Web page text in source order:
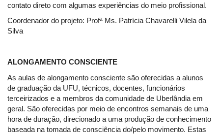
contato direto com algumas experiências do meio profissional.
Coordenador do projeto: Profª Ms. Patrícia Chavarelli Vilela da
Silva
ALONGAMENTO CONSCIENTE
As aulas de alongamento consciente são oferecidas a alunos
de graduação da UFU, técnicos, docentes, funcionários
terceirizados e a membros da comunidade de Uberlândia em
geral. São oferecidas por meio de encontros semanais de uma
hora de duração, direcionado a uma produção de conhecimento
baseada na tomada de consciência do/pelo movimento. Estas